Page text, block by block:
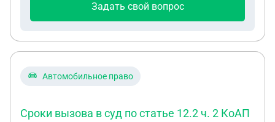
Задать свой вопрос
Автомобильное право
Сроки вызова в суд по статье 12.2 ч. 2 КоАП